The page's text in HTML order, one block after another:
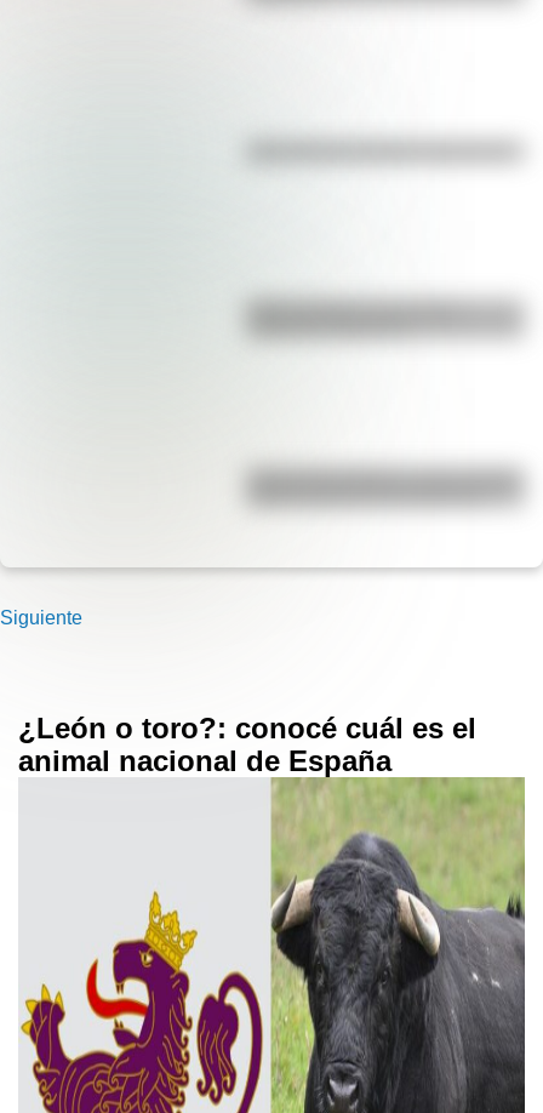
Duda resuelta: ¿es el Truco
José de San Martín: conocé dónde
Siguiente
¿León o toro?: conocé cuál es el
animal nacional de España